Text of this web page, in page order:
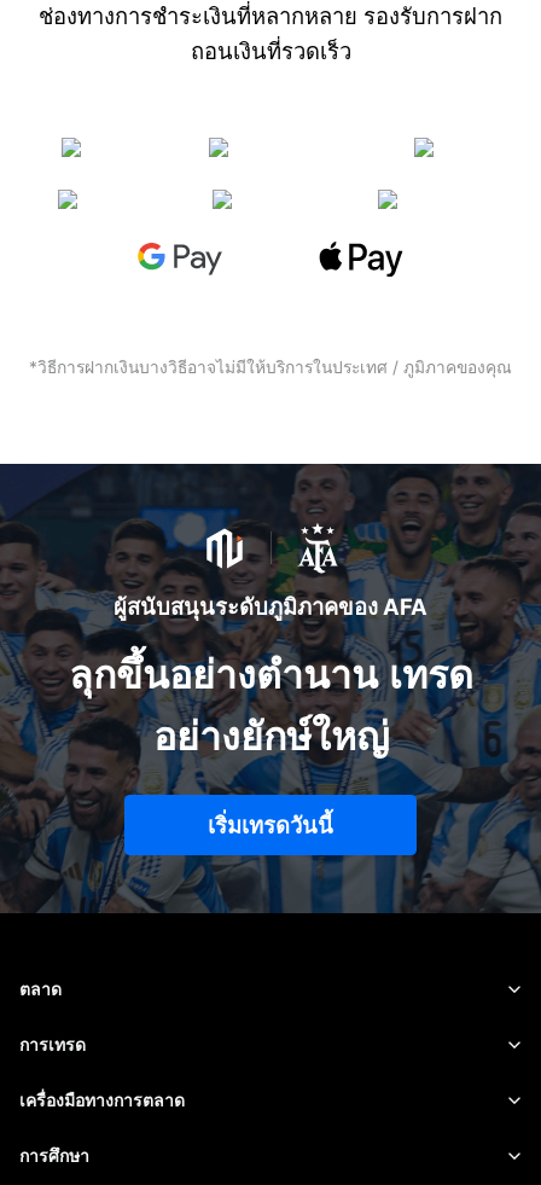
ช่องทางการชำระเงินที่หลากหลาย รองรับการฝาก
ถอนเงินที่รวดเร็ว
*วิธีการฝากเงินบางวิธีอาจไม่มีให้บริการในประเทศ / ภูมิภาคของคุณ
ผู้สนับสนุนระดับภูมิภาคของ AFA
ลุกขึ้นอย่างตำนาน เทรด
อย่างยักษ์ใหญ่
เริ่มเทรดวันนี้
ตลาด
ฟอเร็กซ์
สินค้าโภคภัณฑ์
การเทรด
แพลตฟอร์มของเรา
ข้อกำหนดของสัญญาซื้อขาย
เครื่องมือทางการตลาด
ข้อมูลของตลาด
การศึกษา